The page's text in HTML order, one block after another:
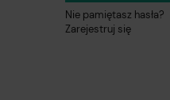
Nie pamiętasz hasła?
Zarejestruj się